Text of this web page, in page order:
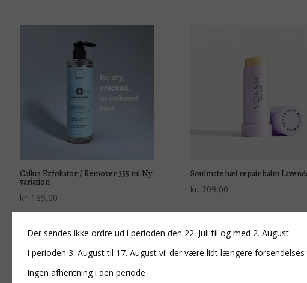
Callus Exfoliator / Remover 355 ml Ny
variation
kr. 189,00
Soulmate hæl repair balm
kr. 209,00
Der sendes ikke ordre ud i perioden den 22. Juli til og med 2. August.
I perioden 3. August til 17. August vil der være lidt længere forsendelses
Ingen afhentning i den periode